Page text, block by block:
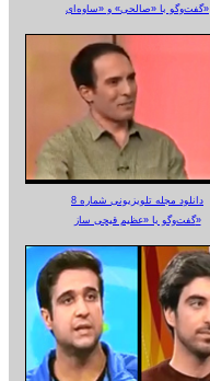
گفت‌وگو با «صالحی» و «ساوه‌ای»
دانلود مجله تلویزیونی شماره 8
گفت‌وگو با «عظیم قیچی ساز»